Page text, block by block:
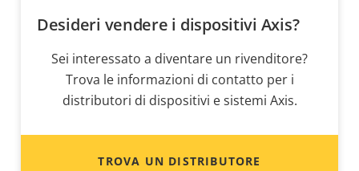
Desideri vendere i dispositivi Axis?
Sei interessato a diventare un rivenditore?
Trova le informazioni di contatto per i
distributori di dispositivi e sistemi Axis.
TROVA UN DISTRIBUTORE